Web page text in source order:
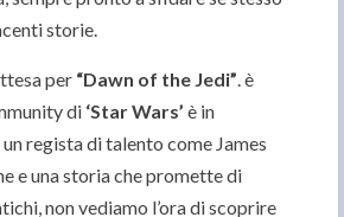
storie.
per “Dawn of the Jedi”. è
di ‘Star Wars’ è in
regista di talento come James
e una storia che promette di
non vediamo l’ora di scoprire